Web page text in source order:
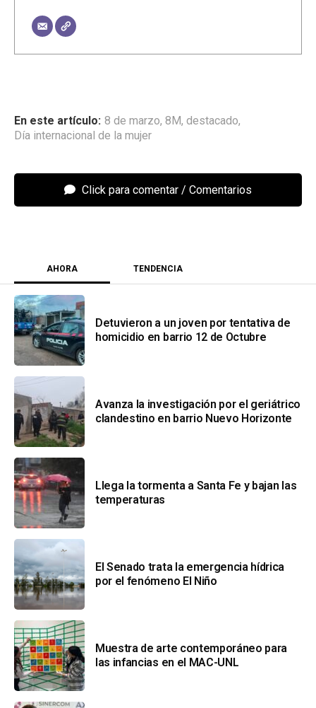
8 de marzo, 8M, destacado,
Día internacional de la mujer
Click para comentar
AHORA TENDENCIA
Detuvieron a un joven por tentativa de
homicidio en barrio 12 de Octubre
Avanza la investigación por el geriátrico
clandestino en barrio Nuevo Horizonte
Llega la tormenta a Santa Fe y bajan las
temperaturas
El Senado trata la emergencia hídrica
por el fenómeno El Niño
Muestra de arte contemporáneo para
las infancias en el MAC-UNL